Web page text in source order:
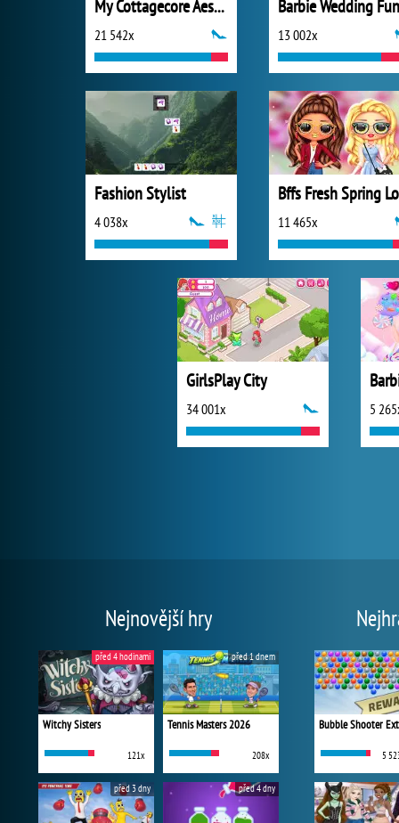
My Cottagecore Aesthetic Look
21 542x
Barbie Wedding Fun
13 002x
Fashion Stylist
4 038x 11 465x
GirlsPlay City
34 001x 5
Nejnovější hry
Witchy Sisters
121x
před 4 hodinami
Tennis Masters 2026
208x
před 1 dnem
před 3 dny před 4 dny
Bubble Shooter
5